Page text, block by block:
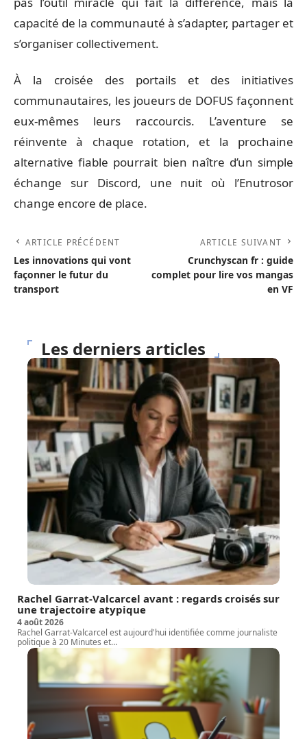
capacité de la communauté à s’adapter, partager et
s’organiser collectivement.
À la croisée des portails et des initiatives
communautaires, les joueurs de DOFUS façonnent
eux-mêmes leurs raccourcis. L’aventure se
réinvente à chaque rotation, et la prochaine
alternative fiable pourrait bien naître d’un simple
échange sur Discord, une nuit où l’Enutrosor
change encore de place.
ARTICLE PRÉCÉDENT
Les innovations qui vont
façonner le futur du
transport
ARTICLE SUIVANT
Crunchyscan fr : guide
complet pour lire vos mangas
en VF
Les derniers articles
Rachel Garrat-Valcarcel avant : regards croisés sur
une trajectoire atypique
4 août 2026
Rachel Garrat-Valcarcel est aujourd'hui identifiée comme journaliste
politique à 20 Minutes et…